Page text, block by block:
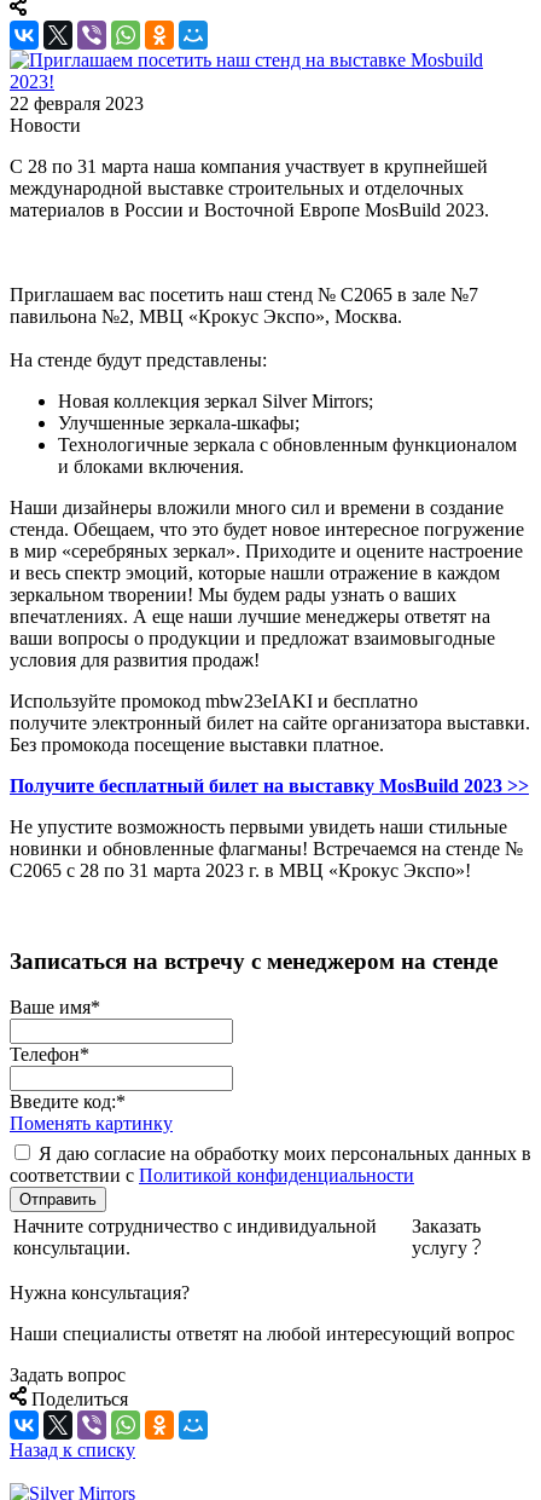
22 февраля 2023
Новости
С 28 по 31 марта наша компания участвует в крупнейшей
международной выставке строительных и отделочных
материалов в России и Восточной Европе MosBuild 2023.
Приглашаем вас посетить наш стенд № C2065 в зале №7
павильона №2, МВЦ «Крокус Экспо», Москва.
На стенде будут представлены:
Новая коллекция зеркал Silver Mirrors;
Улучшенные зеркала-шкафы;
Технологичные зеркала с обновленным функционалом
и блоками включения.
Наши дизайнеры вложили много сил и времени в создание
стенда. Обещаем, что это будет новое интересное погружение
в мир «серебряных зеркал». Приходите и оцените настроение
и весь спектр эмоций, которые нашли отражение в каждом
зеркальном творении! Мы будем рады узнать о ваших
впечатлениях. А еще наши лучшие менеджеры ответят на
ваши вопросы о продукции и предложат взаимовыгодные
условия для развития продаж!
Используйте промокод mbw23eIAKI и бесплатно
получите электронный билет на сайте организатора выставки.
Без промокода посещение выставки платное.
Получите бесплатный билет на выставку MosBuild 2023 >>
Не упустите возможность первыми увидеть наши стильные
новинки и обновленные флагманы! Встречаемся на стенде №
C2065 с 28 по 31 марта 2023 г. в МВЦ «Крокус Экспо»!
Записаться на встречу с менеджером на стенде
Ваше имя*
Телефон*
Введите код:*
Поменять картинку
Я даю согласие на обработку моих персональных данных в
соответствии с Политикой конфиденциальности
Отправить
Начните сотрудничество с индивидуальной
консультации.
Заказать
услугу
Нужна консультация?
Наши специалисты ответят на любой интересующий вопрос
Задать вопрос
Поделиться
Назад к списку